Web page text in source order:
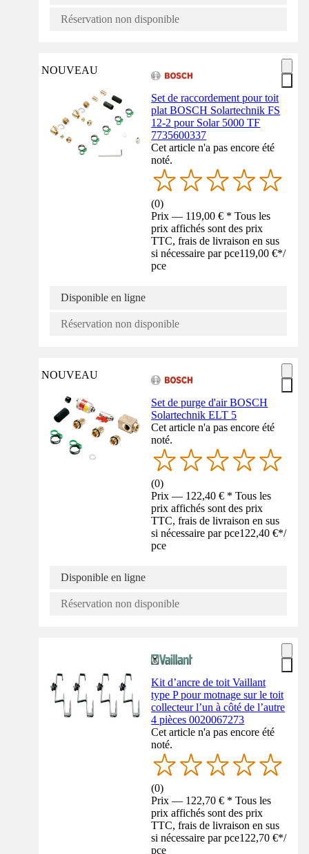
Réservation non disponible
NOUVEAU
Set de raccordement pour toit
plat BOSCH Solartechnik FS
12-2 pour Solar 5000 TF
7735600337
Cet article n'a pas encore été
noté.
(0)
Prix — 119,00 € * Tous les
prix affichés sont des prix
TTC, frais de livraison en sus
si nécessaire par pce119,00 €*/
pce
Disponible en ligne
Réservation non disponible
NOUVEAU
Set de purge d'air BOSCH
Solartechnik ELT 5
Cet article n'a pas encore été
noté.
(0)
Prix — 122,40 € * Tous les
prix affichés sont des prix
TTC, frais de livraison en sus
si nécessaire par pce122,40 €*/
pce
Disponible en ligne
Réservation non disponible
Kit d’ancre de toit Vaillant
type P pour motnage sur le toit
collecteur l’un à côté de l’autre
4 pièces 0020067273
Cet article n'a pas encore été
noté.
(0)
Prix — 122,70 € * Tous les
prix affichés sont des prix
TTC, frais de livraison en sus
si nécessaire par pce122,70 €*/
pce